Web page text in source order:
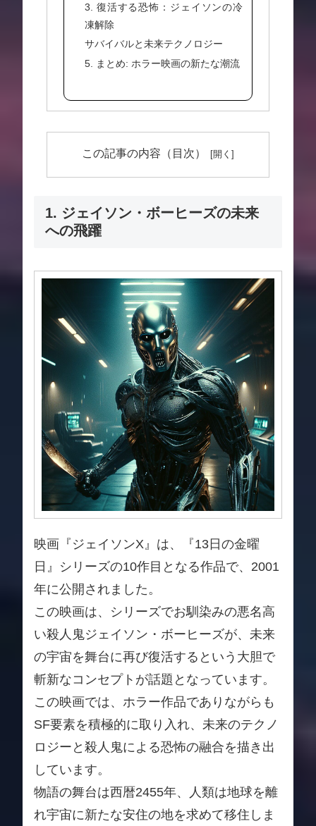
3. 復活する恐怖：ジェイソンの冷
凍解除
サバイバルと未来テクノロジー
5. まとめ: ホラー映画の新たな潮流
この記事の内容（目次）
1. ジェイソン・ボーヒーズの未来
への飛躍
映画『ジェイソンX』は、『13日の金曜
日』シリーズの10作目となる作品で、2001
年に公開されました。
この映画は、シリーズでお馴染みの悪名高
い殺人鬼ジェイソン・ボーヒーズが、未来
の宇宙を舞台に再び復活するという大胆で
斬新なコンセプトが話題となっています。
この映画では、ホラー作品でありながらも
SF要素を積極的に取り入れ、未来のテクノ
ロジーと殺人鬼による恐怖の融合を描き出
しています。
物語の舞台は西暦2455年、人類は地球を離
れ宇宙に新たな安住の地を求めて移住しま